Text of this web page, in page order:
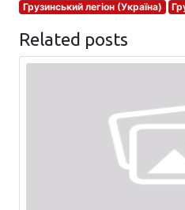
Грузинський легіон (Україна)
Related posts